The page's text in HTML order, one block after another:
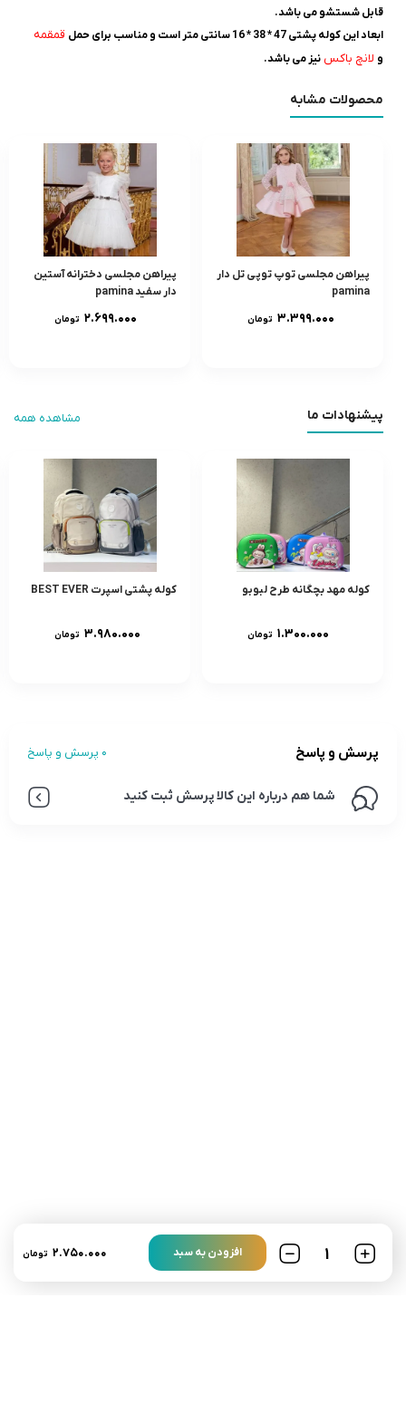
افزودن به سبد ۲.۷۵۰.۰۰۰ تومان
قابل شستشو می باشد.
ابعاد این کوله پشتی 47 * 38 * 16 سانتی متر است و مناسب برای حمل
قمقمه
و لانچ باکس نیز می باشد.
محصولات مشابه
پیراهن مجلسی توپ توپی تل دار
pamina
۳.۳۹۹.۰۰۰ تومان
پیراهن مجلسی دخترانه آستین
دار سفید pamina
۲.۶۹۹.۰۰۰ تومان
پیشنهادات ما مشاهده همه
کوله مهد بچگانه طرح لبوبو
۱.۳۰۰.۰۰۰ تومان
کوله پشتی اسپرت BEST EVER
۳.۹۸۰.۰۰۰ تومان
پرسش و پاسخ 0 پرسش و پاسخ
شما هم درباره این کالا پرسش ثبت کنید